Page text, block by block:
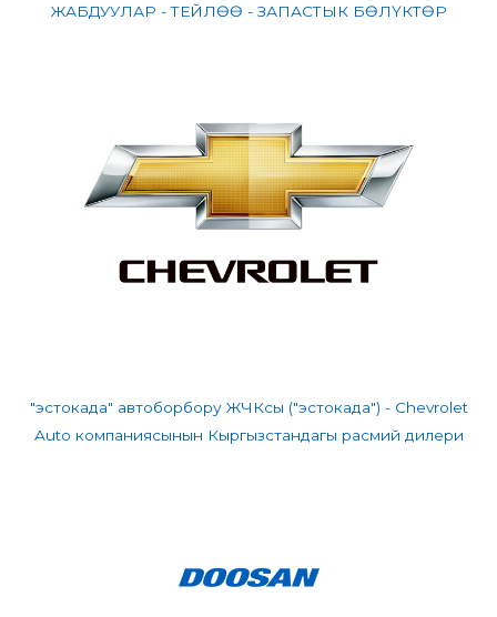
ЖАБДУУЛАР - ТЕЙЛӨӨ - ЗАПАСТЫК БӨЛҮКТӨР
"эстокада" автоборбору ЖЧКсы ("эстокада") - Chevrolet
Auto компаниясынын Кыргызстандагы расмий дилери